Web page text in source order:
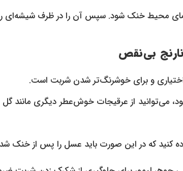
دمای محیط خنک شود. سپس آن را در ظرف شیشه‌ای
بی‌نقص
اختیاری و برای خوشرنگ‌تر شدن شربت است.
می‌توانید از عرقیجات خوش‌عطر دیگری مانند
کنید که در این صورت باید عسل را پس از خنک